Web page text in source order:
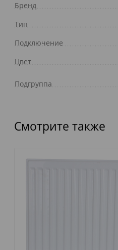
Бренд
Тип
Подключение
Цвет
Подгруппа
Смотрите также